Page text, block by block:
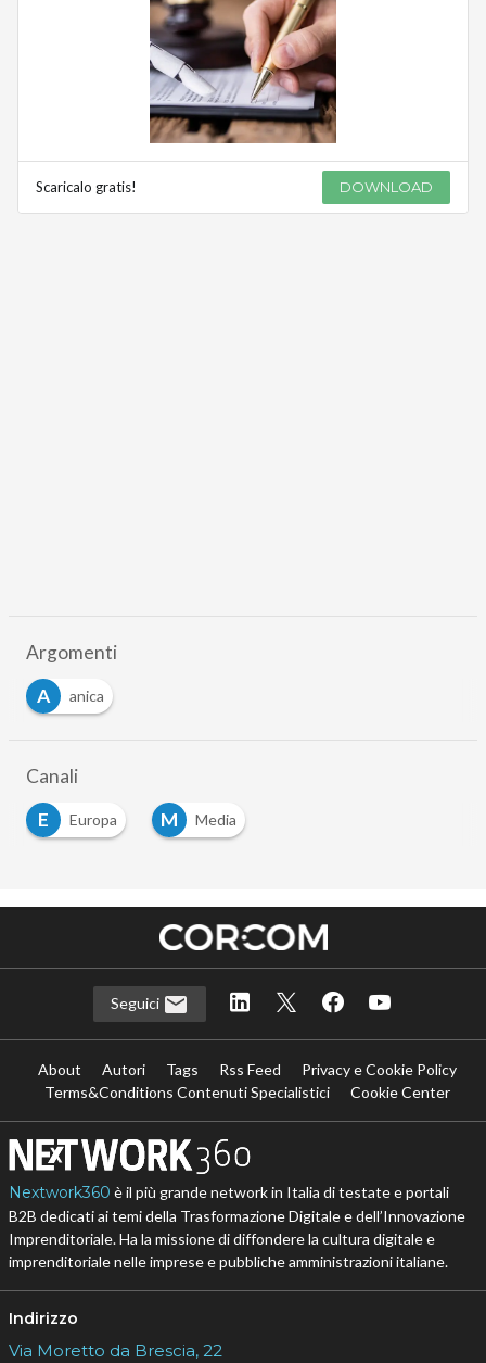
Scaricalo gratis! DOWNLOAD
Argomenti
A
anica
Canali
E
Europa M
Media
Seguici
About Autori Tags Rss Feed
Privacy e Cookie Policy
Terms&Conditions Contenuti Specialistici
Cookie Center
Nextwork360 è il più grande network in Italia di testate e portali
B2B dedicati ai temi della Trasformazione Digitale e dell’Innovazione
Imprenditoriale. Ha la missione di diffondere la cultura digitale e
imprenditoriale nelle imprese e pubbliche amministrazioni italiane.
Indirizzo
Via Moretto da Brescia, 22